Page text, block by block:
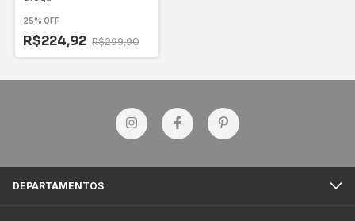
25% OFF
R$224,92 R$299,90
DEPARTAMENTOS